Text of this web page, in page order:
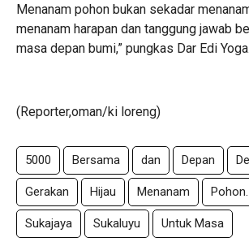
Menanam pohon bukan sekadar
menanam harapan dan tanggung jawab
masa depan bumi,” pungkas Dar Edi Yoga.
(Reporter,oman/ki loreng)
5000 Bersama dan Depan
Gerakan Hijau Menanam Pohon.
Sukajaya Sukaluyu Untuk Masa